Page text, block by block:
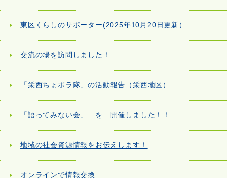
東区くらしのサポーター(2025年10月20日更新）
交流の場を訪問しました！
「栄西ちょボラ隊」の活動報告（栄西地区）
「語ってみない会」 を 開催しました！！
地域の社会資源情報をお伝えします！
オンラインで情報交換